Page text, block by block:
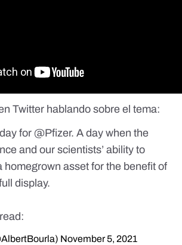
Twitter hablando sobre el tema:
for @Pfizer. A day when the
and our scientists’ ability to
homegrown asset for the benefit of
display.
November 5, 2021